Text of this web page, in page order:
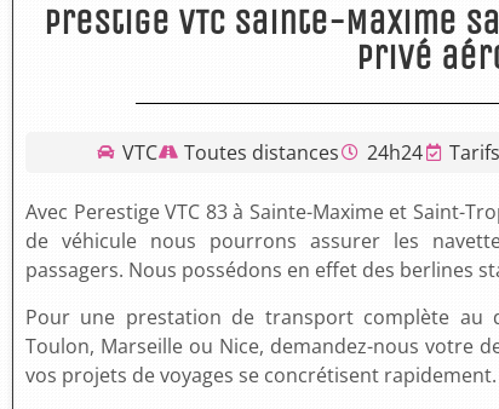
Prestige VTC Sainte-Maxime
privé
VTC Toutes distances 24h24
Avec Perestige VTC 83 à Sainte-Maxime et Saint-
de véhicule nous pourrons assurer les
passagers. Nous possédons en effet des berlines
Pour une prestation de transport complète
Toulon, Marseille ou Nice, demandez-nous votre
vos projets de voyages se concrétisent rapidement.